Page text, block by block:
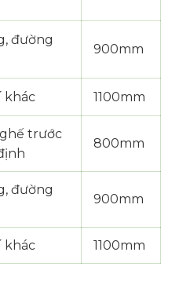
đường
900mm
khác 1100mm
trước
800mm
đường
900mm
khác 1100mm